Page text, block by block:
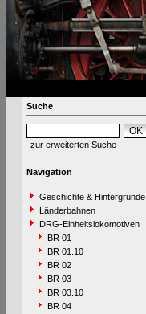
Suche
zur erweiterten Suche
Navigation
Geschichte & Hintergründe
Länderbahnen
DRG-Einheitslokomotiven
BR 01
BR 01.10
BR 02
BR 03
BR 03.10
BR 04